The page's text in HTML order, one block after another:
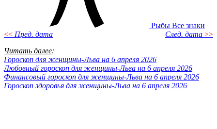
Рыбы Все знаки
<< Пред. дата След. дата >>
Читать далее:
Гороскоп для женщины-Льва на 6 апреля 2026
Любовный гороскоп для женщины-Льва на 6 апреля 2026
Финансовый гороскоп для женщины-Льва на 6 апреля 2026
Гороскоп здоровья для женщины-Льва на 6 апреля 2026